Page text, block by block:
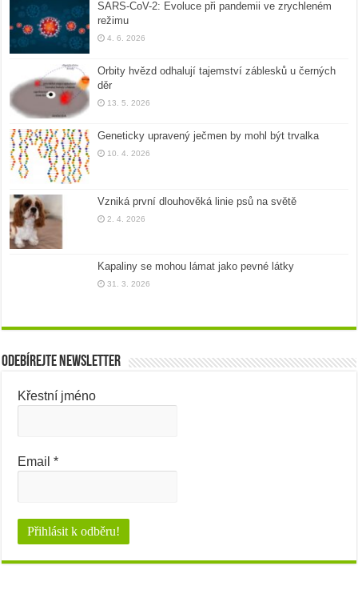
SARS-CoV-2: Evoluce při pandemii ve zrychleném
režimu
4. 6. 2026
Orbity hvězd odhalují tajemství záblesků u černých
děr
13. 5. 2026
Geneticky upravený ječmen by mohl být trvalka
10. 4. 2026
Vzniká první dlouhověká linie psů na světě
2. 4. 2026
Kapaliny se mohou lámat jako pevné látky
31. 3. 2026
Odebírejte newsletter
Křestní jméno
Email*